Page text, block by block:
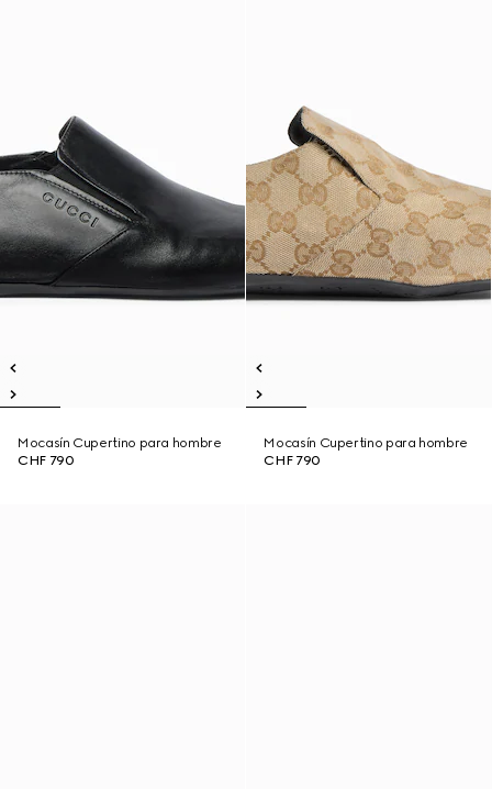
Mocasín Cupertino para hombre
CHF 790
Mocasín Cupertino para hombre
CHF 790